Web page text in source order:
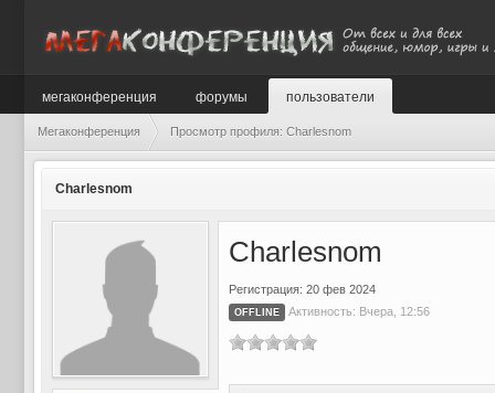
мегаконференция форумы пользователи
Мегаконференция Просмотр профиля: Charlesnom
Charlesnom
Charlesnom
Регистрация: 20 фев 2024
OFFLINE Активность: Вчера, 12:56